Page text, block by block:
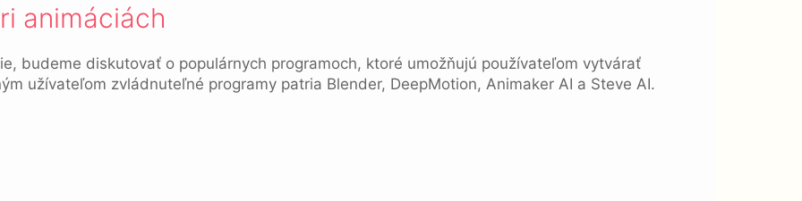
animáciách
budeme diskutovať o populárnych programoch, ktoré umožňujú používateľom vytvárať
užívateľom zvládnuteľné programy patria Blender, DeepMotion, Animaker AI a Steve AI.